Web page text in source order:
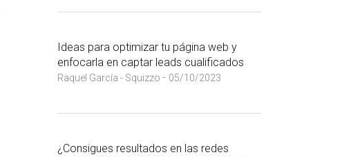
Ideas para optimizar tu página web y
enfocarla en captar leads cualificados
Raquel García - Squizzo - 05/10/2023
¿Consigues resultados en las redes